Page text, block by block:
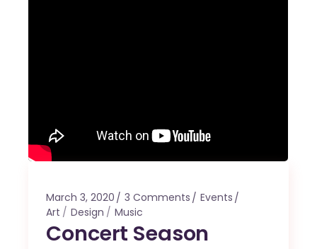
March 3, 2020 3 Comments
Events
Art
Design Music
Concert Season